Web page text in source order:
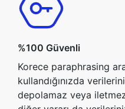
%100 Güvenli
Korece paraphrasing
kullandığınızda
depolamaz veya